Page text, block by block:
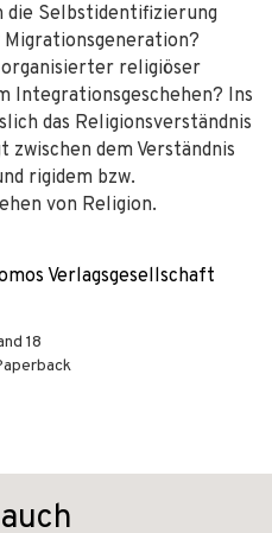
die Selbstidentifizierung
organisierter religiöser
Integrationsgeschehen? Ins
das Religionsverständnis
dem Verständnis
rigidem bzw.
von Religion.
Verlagsgesellschaft
18